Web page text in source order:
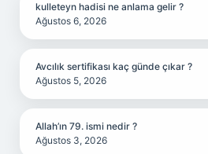
kulleteyn hadisi ne anlama gelir ?
Ağustos 6, 2026
Avcılık sertifikası kaç günde çıkar ?
Ağustos 5, 2026
Allah’ın 79. ismi nedir ?
Ağustos 3, 2026